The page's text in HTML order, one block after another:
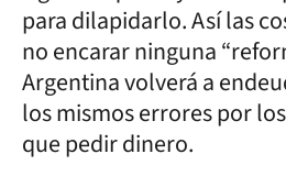
para dilapidarlo. Así las
no encarar ninguna
Argentina volverá a
los mismos errores por
que pedir dinero.